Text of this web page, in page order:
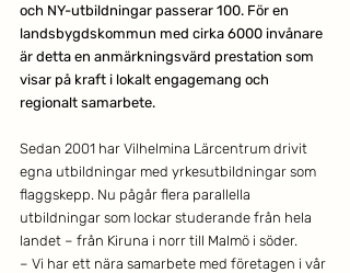
och NY-utbildningar passerar 100. För en
landsbygdskommun med cirka 6000 invånare
är detta en anmärkningsvärd prestation som
visar på kraft i lokalt engagemang och
regionalt samarbete.
Sedan 2001 har Vilhelmina Lärcentrum drivit
egna utbildningar med yrkesutbildningar som
flaggskepp. Nu pågår flera parallella
utbildningar som lockar studerande från hela
landet – från Kiruna i norr till Malmö i söder.
– Vi har ett nära samarbete med företagen i vår